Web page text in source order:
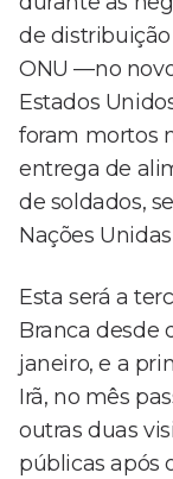
de
ONU —no
Estados
foram mortos
entrega de
de soldados,
Nações
Esta será a
Branca desde
janeiro, e a
Irã, no mês
outras duas
públicas após